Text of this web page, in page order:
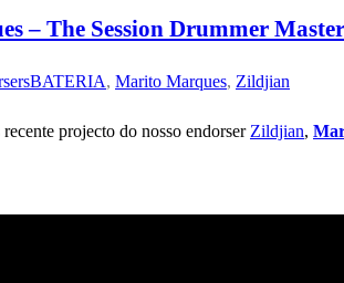
– The Session Drummer
BATERIA, Marito Marques, Zildjian
projecto do nosso endorser Zildjian,